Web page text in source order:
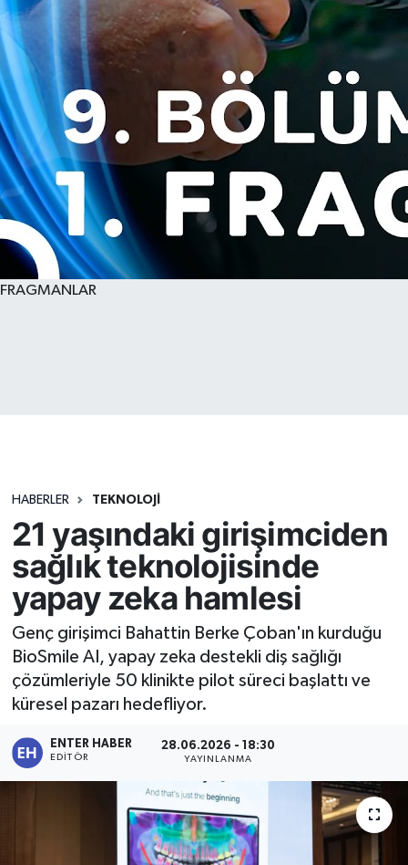
FRAGMANLAR
HABERLER TEKNOLOJİ
21 yaşındaki girişimciden
sağlık teknolojisinde
yapay zeka hamlesi
Genç girişimci Bahattin Berke Çoban'ın kurduğu
BioSmile AI, yapay zeka destekli diş sağlığı
çözümleriyle 50 klinikte pilot süreci başlattı ve
küresel pazarı hedefliyor.
ENTER HABER
EDITÖR
28.06.2026 - 18:30
YAYINLANMA